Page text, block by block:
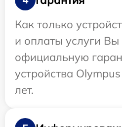
Как только
и оплаты услуги Вы
официальную
устройства
лет.